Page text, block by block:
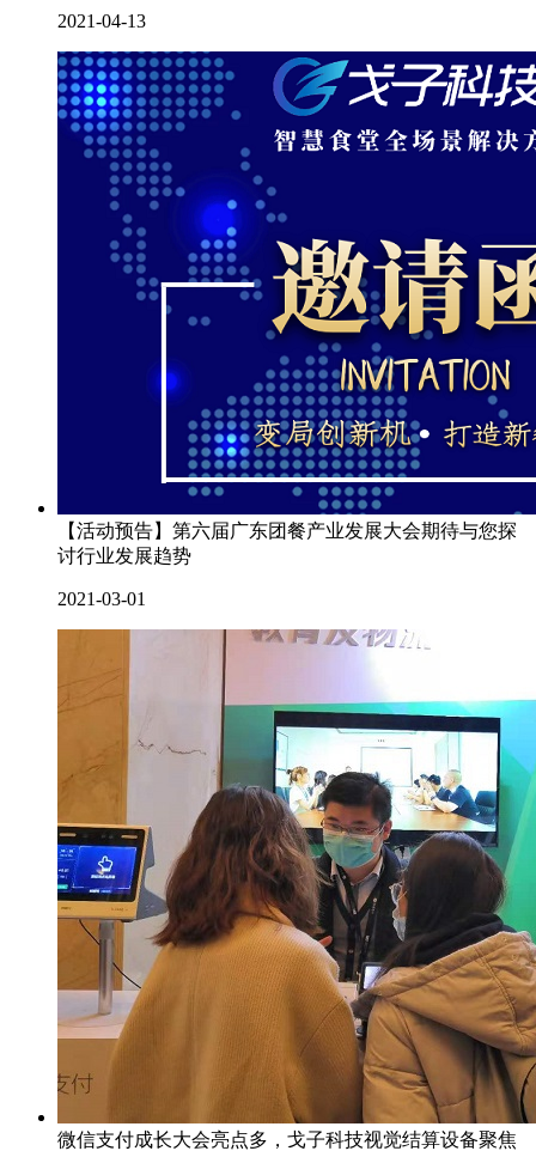
2021-04-13
【活动预告】第六届广东团餐产业发展大会期待与您探
讨行业发展趋势
2021-03-01
微信支付成长大会亮点多，戈子科技视觉结算设备聚焦